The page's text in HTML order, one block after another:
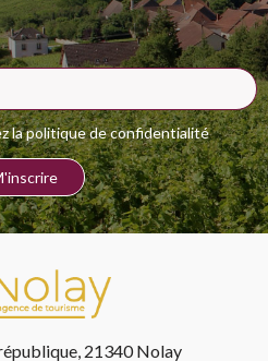
la politique de confidentialité
21340 Nolay